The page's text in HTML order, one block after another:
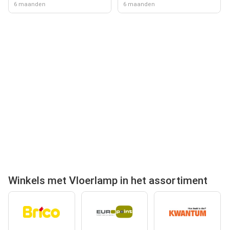
6 maanden 6 maanden
Winkels met Vloerlamp in het assortiment